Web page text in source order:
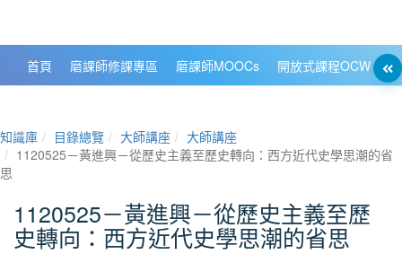
首頁 磨課師修課專區 磨課師MOOCs 開放式課程OCW
知識庫 目錄總覽 大師講座
大師講座
1120525－黃進興－從歷史主義至歷史轉向：西方近代史學思潮的省
思
1120525－黃進興－從歷史主義至歷
史轉向：西方近代史學思潮的省思